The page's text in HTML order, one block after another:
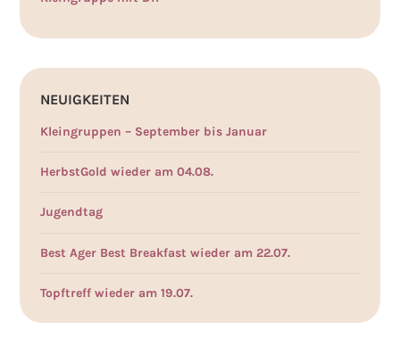
NEUIGKEITEN
Kleingruppen – September bis Januar
HerbstGold wieder am 04.08.
Jugendtag
Best Ager Best Breakfast wieder am 22.07.
Topftreff wieder am 19.07.